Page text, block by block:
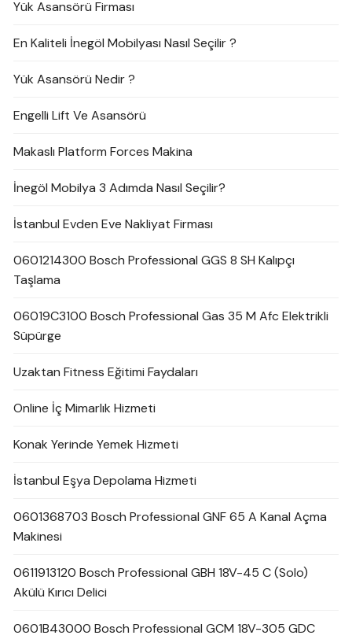
Yük Asansörü Firması
En Kaliteli İnegöl Mobilyası Nasıl Seçilir ?
Yük Asansörü Nedir ?
Engelli Lift Ve Asansörü
Makaslı Platform Forces Makina
İnegöl Mobilya 3 Adımda Nasıl Seçilir?
İstanbul Evden Eve Nakliyat Firması
0601214300 Bosch Professional GGS 8 SH Kalıpçı
Taşlama
06019C3100 Bosch Professional Gas 35 M Afc Elektrikli
Süpürge
Uzaktan Fitness Eğitimi Faydaları
Online İç Mimarlık Hizmeti
Konak Yerinde Yemek Hizmeti
İstanbul Eşya Depolama Hizmeti
0601368703 Bosch Professional GNF 65 A Kanal Açma
Makinesi
0611913120 Bosch Professional GBH 18V-45 C (Solo)
Akülü Kırıcı Delici
0601B43000 Bosch Professional GCM 18V-305 GDC